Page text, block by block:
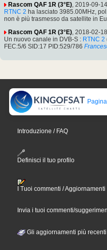
Rascom QAF 1R (3°E) , 2019-09-14
RTNC 2 ha lasciato 3985.00MHz,
non è più trasmesso da satellite in
Rascom QAF 1R (3°E) , 2018-02-18
Un nuovo canale in DVB-S : RTNC 2
FEC:5/6 SID:17 PID:529/786
Introduzione / FAQ
Definisci il tuo profilo
I Tuoi commenti / Aggiornamenti
Invia i tuoi commenti/
Gli aggiornamenti più